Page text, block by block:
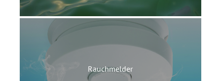
Rauchmelder